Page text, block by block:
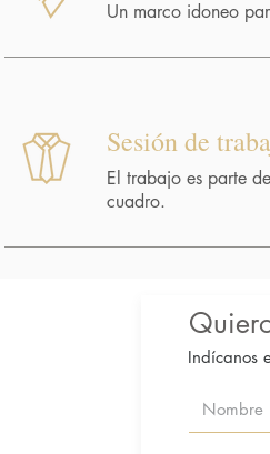
Un marco idoneo
Sesión de
El trabajo es parte
cuadro.
Indícanos